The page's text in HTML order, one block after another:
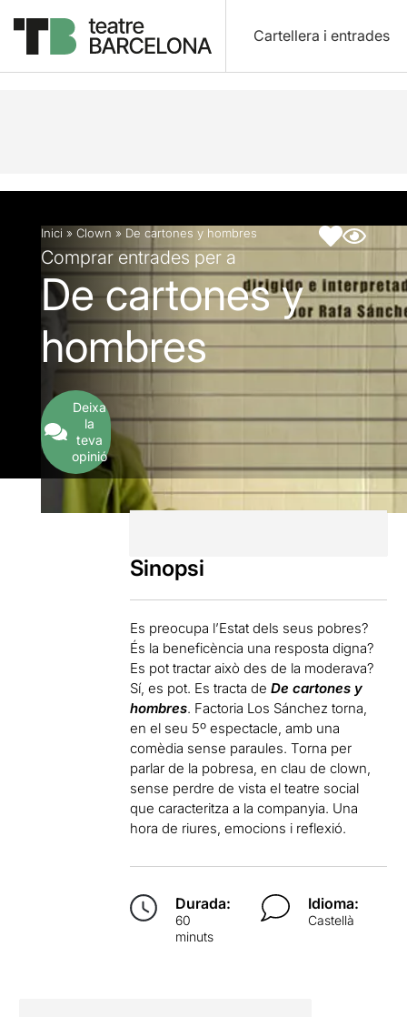
Cartellera i entrades
Descripció Fitxa artística
Inici » Clown » De cartones y hombres
Comprar entrades per a
De cartones y
hombres
Deixa
la
teva
opinió
Sinopsi
Es preocupa l’Estat dels seus pobres?
És la beneficència una resposta digna?
Es pot tractar això des de la moderava?
Sí, es pot. Es tracta deDe cartones y
hombres. Factoria Los Sánchez torna,
en el seu 5º espectacle, amb una
comèdia sense paraules. Torna per
parlar de la pobresa, en clau de clown,
sense perdre de vista el teatre social
que caracteritza a la companyia. Una
hora de riures, emocions i reflexió.
Durada:
60
minuts
Idioma:
Castellà